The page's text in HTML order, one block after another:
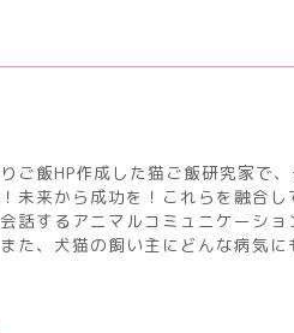
ご飯HP作成した猫ご飯研究家で
未来から成功を！これらを融合
話するアニマルコミュニケーショ
た、犬猫の飼い主にどんな病気